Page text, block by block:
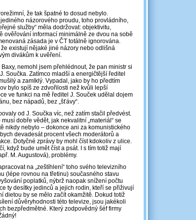
že tak špatné to dosud nebylo.
názorového proudu, toho provládního,
služby“ měla dodržovat: objektivitu,
ověřování informací minimálně ze dvou na sobě
zásada je v ČT totálně ignorována.
existují nějaké jiné názory nebo odlišná
divákům k uvěření.
nemohl jsem přehlédnout, že pan ministr si
Součka. Zatímco mladší a energičtější ředitel
a zamlklý. Vypadal, jako by ho předtím
bylo spíš ze zdvořilosti než kvůli lepší
ve funkci na mě ředitel J. Souček udělal dojem
bez nápadů, bez „šťávy“.
od J. Součka víc, než zatím stačil předvést.
dobře vědět, jak nekvalitní „materiál“ se
nikdy nebylo – dokonce ani za komunistického
devadesát procent všech moderátorů a
Dotyčné zprávy by mohl číst kdokoliv z ulice.
když bude umět číst a psát. I s tím totiž mají
M. Augustová), problémy.
na „zeštíhlení“ toho svého televizního
(lépe rovnou na třetinu) současného stavu
poplatků, nýbrž naopak snížení počtu
ty desítky jedinců a jejich rodin, kteří se přiživují
dietou by se mělo začít okamžitě. Dokud totiž
důvěryhodnosti této televize, jsou jakékoli
bezpředmětné. Který zodpovědný šéf firmy